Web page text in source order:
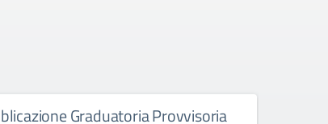
Graduatoria Provvisoria